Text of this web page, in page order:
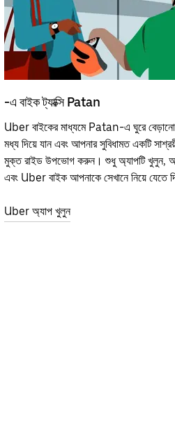
-এ বাইক ট্যাক্সি Patan
Uber বাইকের মাধ্যমে Patan-এ ঘুরে
মধ্য দিয়ে যান এবং আপনার সুবিধামত একটি
মুক্ত রাইড উপভোগ করুন। শুধু অ্যাপটি খুলুন,
এবং Uber বাইক আপনাকে সেখানে নিয়ে যেতে
Uber অ্যাপ খুলুন